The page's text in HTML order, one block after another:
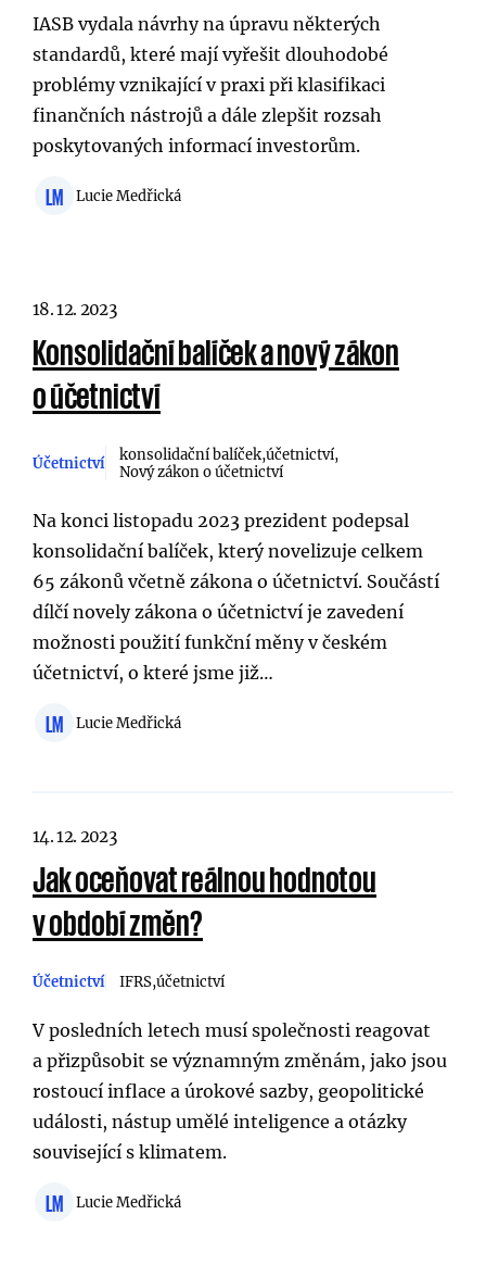
IASB vydala návrhy na úpravu některých
standardů, které mají vyřešit dlouhodobé
problémy vznikající v praxi při klasifikaci
finančních nástrojů a dále zlepšit rozsah
poskytovaných informací investorům.
LM Lucie Medřická
18. 12. 2023
Konsolidační balíček a nový zákon
o účetnictví
Účetnictví konsolidační balíček účetnictví
Nový zákon o účetnictví
Na konci listopadu 2023 prezident podepsal
konsolidační balíček, který novelizuje celkem
65 zákonů včetně zákona o účetnictví. Součástí
dílčí novely zákona o účetnictví je zavedení
možnosti použití funkční měny v českém
účetnictví, o které jsme již…
LM Lucie Medřická
14. 12. 2023
Jak oceňovat reálnou hodnotou
v období změn?
Účetnictví IFRS účetnictví
V posledních letech musí společnosti reagovat
a přizpůsobit se významným změnám, jako jsou
rostoucí inflace a úrokové sazby, geopolitické
události, nástup umělé inteligence a otázky
související s klimatem.
LM Lucie Medřická